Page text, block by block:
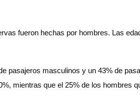
fueron hechas por hombres. Las
pasajeros masculinos y un 43% de
mientras que el 25% de los hombres